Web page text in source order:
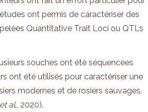
ont permis de caractériser des
Quantitative Trait Loci ou QTLs
souches ont été séquencées
ont été utilisés pour caractériser une
modernes et de rosiers sauvages,
et al., 2020).